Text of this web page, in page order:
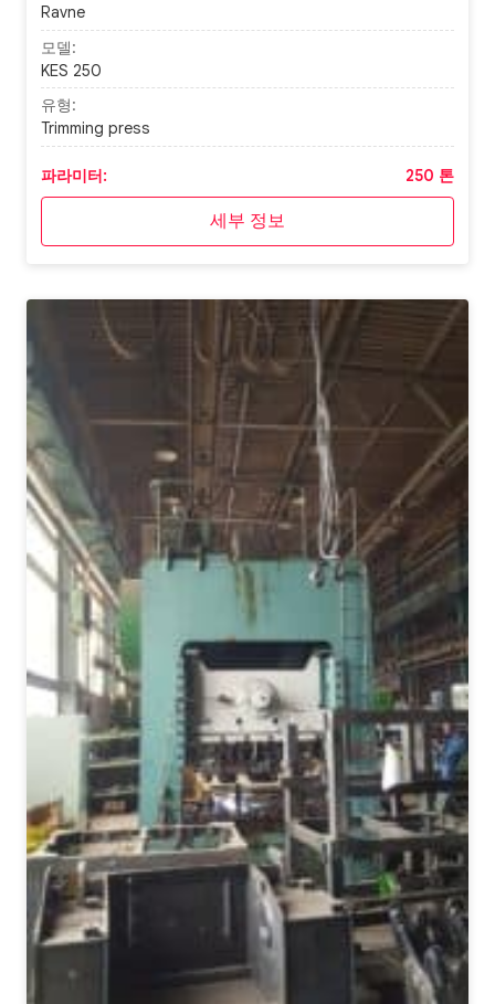
Ravne
모델:
KES 250
유형:
Trimming press
파라미터: 250 톤
세부 정보